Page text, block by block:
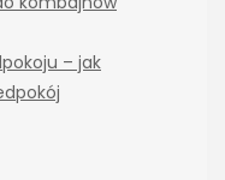
– jak